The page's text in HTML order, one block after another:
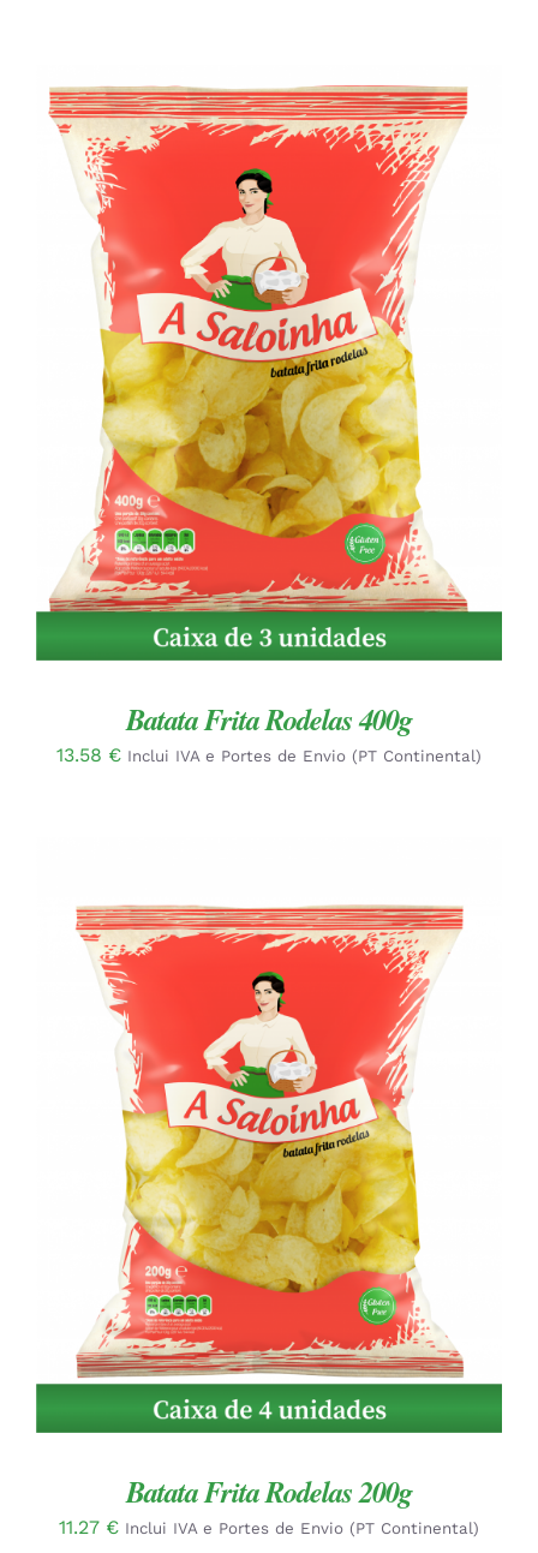
ADICIONAR
/
DETALHES
Batata Frita Rodelas 400g
13.58 € Inclui IVA e Portes de Envio (PT Continental)
ADICIONAR
/
DETALHES
Batata Frita Rodelas 200g
11.27 € Inclui IVA e Portes de Envio (PT Continental)